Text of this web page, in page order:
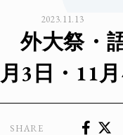
2023.11.13
外大祭・
3日・11
SHARE